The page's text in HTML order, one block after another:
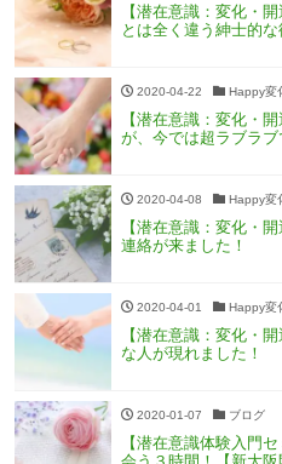
【潜在意識：変化・
とは全く違う紳士的な
2020-04-22 Happy変
【潜在意識：変化・
が、今では超ラブラブ
2020-04-08 Happy変
【潜在意識：変化・
連絡が来ました！
2020-04-01 Happy変
【潜在意識：変化・
な人が現れました！
2020-01-07 ブログ
【潜在意識体験入門